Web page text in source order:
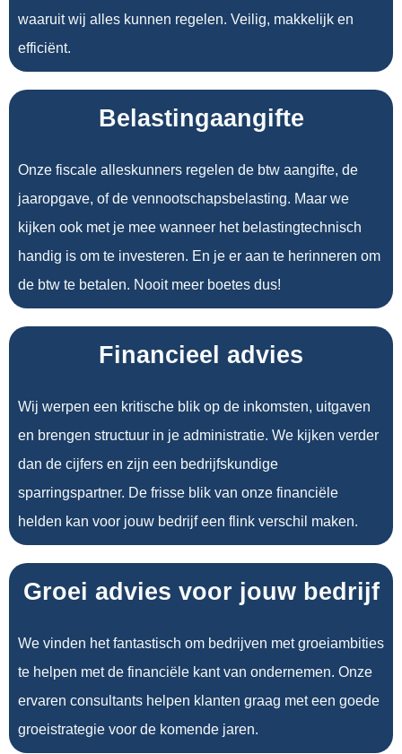
waaruit wij alles kunnen regelen. Veilig, makkelijk en
efficiënt.
Belastingaangifte
Onze fiscale alleskunners regelen de btw aangifte, de
jaaropgave, of de vennootschapsbelasting. Maar we
kijken ook met je mee wanneer het belastingtechnisch
handig is om te investeren. En je er aan te herinneren om
de btw te betalen. Nooit meer boetes dus!
Financieel advies
Wij werpen een kritische blik op de inkomsten, uitgaven
en brengen structuur in je administratie. We kijken verder
dan de cijfers en zijn een bedrijfskundige
sparringspartner. De frisse blik van onze financiële
helden kan voor jouw bedrijf een flink verschil maken.
Groei advies voor jouw bedrijf
We vinden het fantastisch om bedrijven met groeiambities
te helpen met de financiële kant van ondernemen. Onze
ervaren consultants helpen klanten graag met een goede
groeistrategie voor de komende jaren.